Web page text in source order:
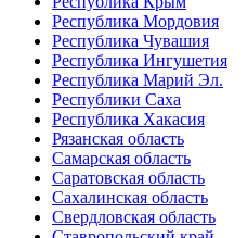
Республика Мордовия
Республика Чувашия
Республика Ингушетия
Республика Марий Эл.
Республики Саха
Республика Хакасия
Рязанская область
Самарская область
Саратовская область
Сахалинская область
Свердловская область